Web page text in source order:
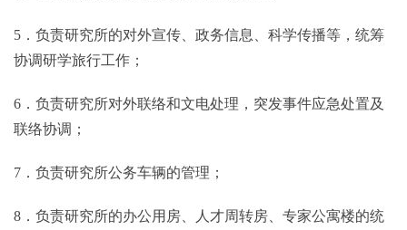
5．负责研究所的对外宣传、政务信息、科学传播等，统筹
协调研学旅行工作；
6．负责研究所对外联络和文电处理，突发事件应急处置及
联络协调；
7．负责研究所公务车辆的管理；
8．负责研究所的办公用房、人才周转房、专家公寓楼的统